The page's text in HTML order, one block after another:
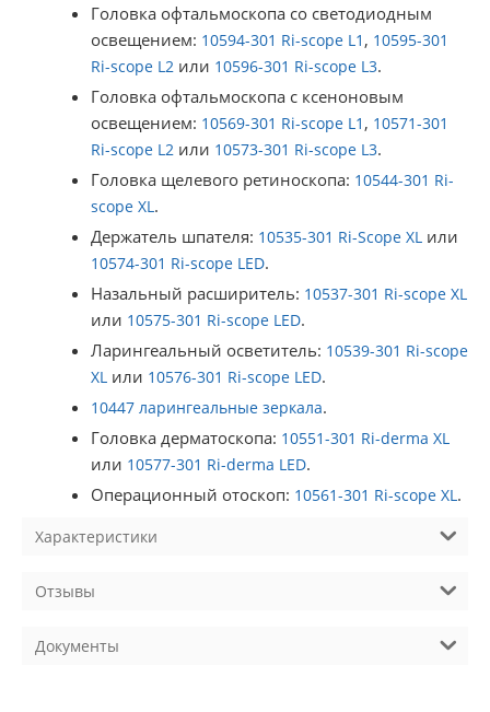
Головка офтальмоскопа со светодиодным
освещением: 10594-301 Ri-scope L1 , 10595-301
Ri-scope L2 или 10596-301 Ri-scope L3.
Головка офтальмоскопа с ксеноновым
освещением: 10569-301 Ri-scope L1 , 10571-301
Ri-scope L2 или 10573-301 Ri-scope L3.
Головка щелевого ретиноскопа: 10544-301 Ri-
scope XL .
Держатель шпателя: 10535-301 Ri-Scope XL или
10574-301 Ri-scope LED.
Назальный расширитель: 10537-301 Ri-scope XL
или 10575-301 Ri-scope LED.
Ларингеальный осветитель: 10539-301 Ri-scope
XL или 10576-301 Ri-scope LED.
10447 ларингеальные зеркала.
Головка дерматоскопа: 10551-301 Ri-derma XL
или 10577-301 Ri-derma LED.
Операционный отоскоп: 10561-301 Ri-scope XL .
Характеристики
Отзывы
Документы